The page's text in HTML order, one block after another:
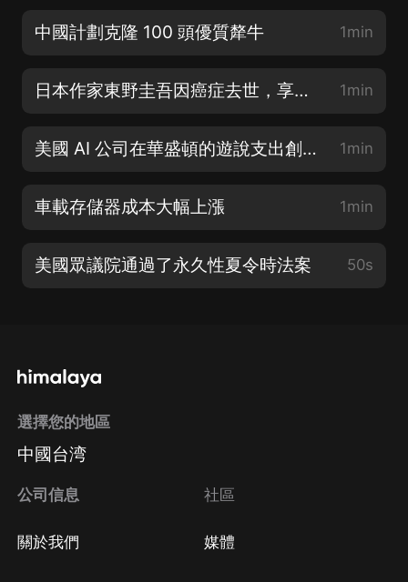
中國計劃克隆 100 頭優質犛牛 1min
日本作家東野圭吾因癌症去世，享年 68 歲 1min
美國 AI 公司在華盛頓的遊說支出創下記錄 1min
車載存儲器成本大幅上漲 1min
美國眾議院通過了永久性夏令時法案 50s
選擇您的地區
中國台湾
公司信息
關於我們
社區
媒體